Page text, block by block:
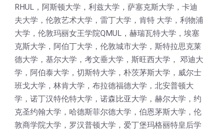
RHUL，阿斯顿大学，利兹大学，萨塞克斯大学，卡迪
夫大学，伦敦艺术大学，雷丁大学，肯特 大学，利物浦
大学，伦敦玛丽女王学院QMUL，赫瑞瓦特大学，埃塞
克斯大学，阿伯丁大学，伦敦城市大学，斯特拉思克莱
德大学，基尔大学，考文垂大学，斯旺西大学， 邓迪大
学，阿伯泰大学，切斯特大学，朴茨茅斯大学，威尔士
班戈大学，林肯大学，布拉德福德大学，北安普顿大
学，诺丁汉特伦特大学，诺森比亚大学，赫尔大学，约
克圣约翰大学，哈德斯菲尔德大学，伯恩茅斯大学，伦
敦商学院大学，罗汉普顿大学，爱丁堡玛格丽特皇后学